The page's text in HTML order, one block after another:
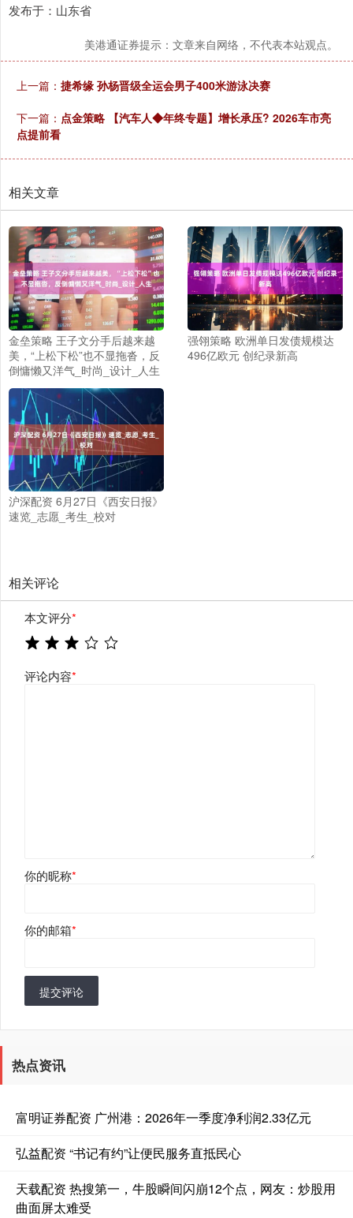
发布于：山东省
美港通证券提示：文章来自网络，不代表本站观点。
上一篇： 捷希缘 孙杨晋级全运会男子400米游泳决赛
下一篇： 点金策略 【汽车人◆年终专题】增长承压? 2026车市亮
点提前看
相关文章
金垒策略 王子文分手后越来越
美，“上松下松”也不显拖沓，反
倒慵懒又洋气_时尚_设计_人生
强翎策略 欧洲单日发债规模达
496亿欧元 创纪录新高
沪深配资 6月27日《西安日报》
速览_志愿_考生_校对
相关评论
本文评分*
评论内容*
你的昵称*
你的邮箱*
提交评论
热点资讯
富明证券配资 广州港：2026年一季度净利润2.33亿元
弘益配资 “书记有约”让便民服务直抵民心
天载配资 热搜第一，牛股瞬间闪崩12个点，网友：炒股用
曲面屏太难受